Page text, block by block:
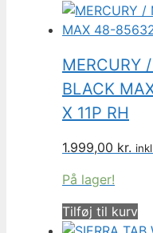
MERCURY
BLACK
X 11P RH
1.999,00 kr.
På lager!
Tilføj til kurv